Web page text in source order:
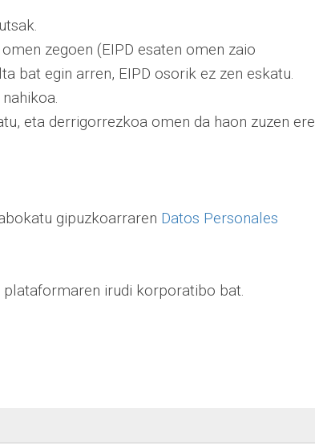
zegoen (EIPD esaten omen zaio
bat egin arren, EIPD osorik ez zen eskatu.
eta derrigorrezkoa omen da haon zuzen ere
gipuzkoarraren Datos Personales
plataformaren irudi korporatibo bat.